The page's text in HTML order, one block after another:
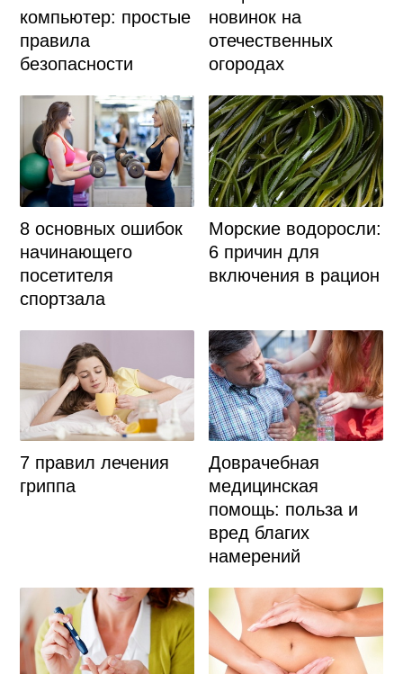
компьютер: простые
правила
безопасности
новинок на
отечественных
огородах
8 основных ошибок
начинающего
посетителя
спортзала
Морские водоросли:
6 причин для
включения в рацион
7 правил лечения
гриппа
Доврачебная
медицинская
помощь: польза и
вред благих
намерений